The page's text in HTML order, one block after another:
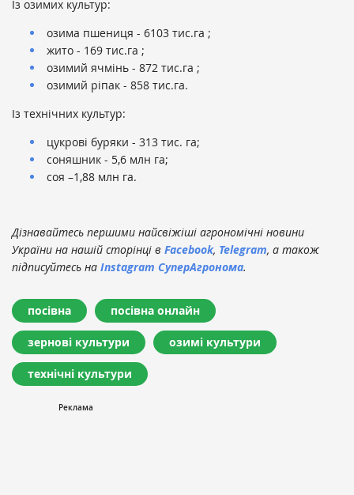
Із озимих культур:
озима пшениця - 6103 тис.га ;
жито - 169 тис.га ;
озимий ячмінь - 872 тис.га ;
озимий ріпак - 858 тис.га.
Із технічних культур:
цукрові буряки - 313 тис. га;
соняшник - 5,6 млн га;
соя –1,88 млн га.
Дізнавайтесь першими найсвіжіші агрономічні новини
України на нашій сторінці в Facebook, Telegram, а також
підписуйтесь на Instagram СуперАгронома.
посівна посівна онлайн
зернові культури озимі культури
технічні культури